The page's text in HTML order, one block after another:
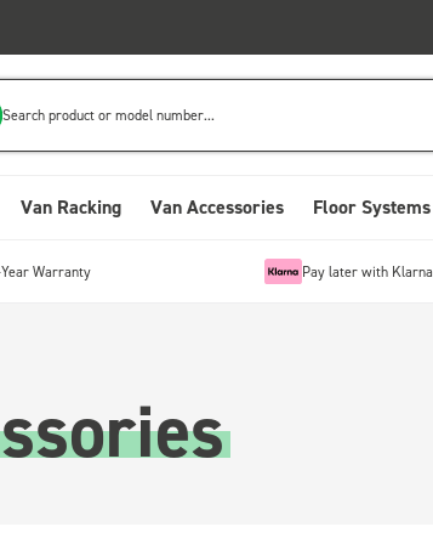
Search product or model number...
Van Racking Van Accessories Floor Systems
Warranty Pay later with Klarna